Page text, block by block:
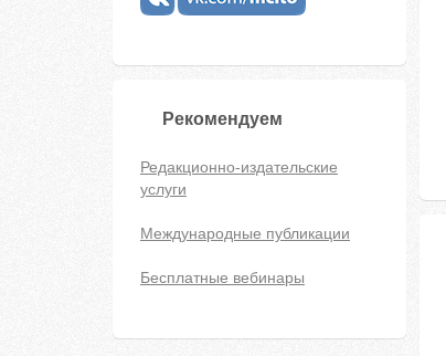
Рекомендуем
Редакционно-издательские
услуги
Международные публикации
Бесплатные вебинары